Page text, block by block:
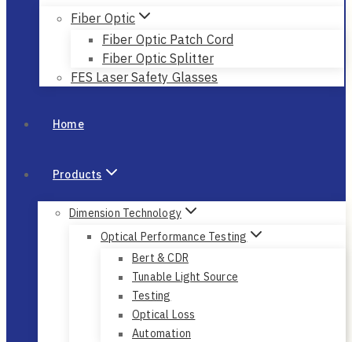
Fiber Optic
Fiber Optic Patch Cord
Fiber Optic Splitter
FES Laser Safety Glasses
Home
Products
Dimension Technology
Optical Performance Testing
Bert & CDR
Tunable Light Source
Testing
Optical Loss
Automation